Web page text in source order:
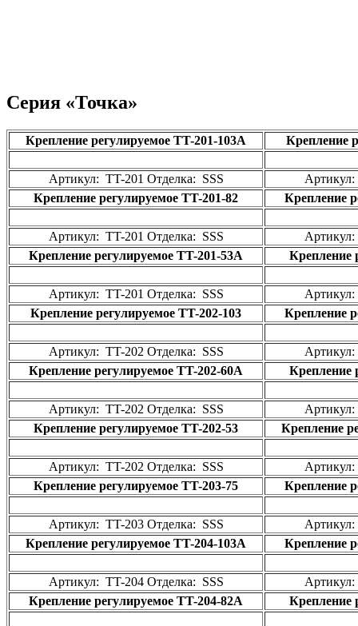
Серия «Точка»
Крепление регулируемое TT-201-103A Крепление
Артикул: TT-201 Отделка: SSS
Крепление регулируемое TT-201-82
Крепление
Артикул: TT-201 Отделка: SSS
Крепление регулируемое TT-201-53A
Крепление
Артикул: TT-201 Отделка: SSS
Крепление регулируемое TT-202-103
Крепление
Артикул: TT-202 Отделка: SSS
Крепление регулируемое TT-202-60A
Крепление
Артикул: TT-202 Отделка: SSS
Крепление регулируемое TT-202-53
Крепление
Артикул: TT-202 Отделка: SSS
Крепление регулируемое TT-203-75
Крепление
Артикул: TT-203 Отделка: SSS
Крепление регулируемое TT-204-103A
Крепление
Артикул: TT-204 Отделка: SSS
Крепление регулируемое TT-204-82A
Крепление